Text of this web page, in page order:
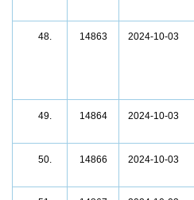
48. 14863 2024-10-03
49. 14864 2024-10-03
50. 14866 2024-10-03